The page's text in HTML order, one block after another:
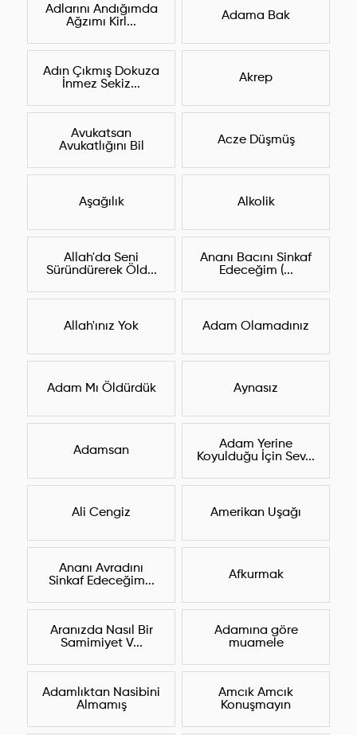
Adlarını Andığımda
Ağzımı Kirl...
Adama Bak
Adın Çıkmış Dokuza
İnmez Sekiz...
Akrep
Avukatsan
Avukatlığını Bil
Acze Düşmüş
Aşağılık Alkolik
Allah'da Seni
Süründürerek Öld...
Ananı Bacını Sinkaf
Edeceğim (...
Allah'ınız Yok Adam Olamadınız
Adam Mı Öldürdük Aynasız
Adamsan
Adam Yerine
Koyulduğu İçin Sev...
Ali Cengiz Amerikan Uşağı
Ananı Avradını
Sinkaf Edeceğim...
Afkurmak
Aranızda Nasıl Bir
Samimiyet V...
Adamına göre
muamele
Adamlıktan Nasibini
Almamış
Amcık Amcık
Konuşmayın